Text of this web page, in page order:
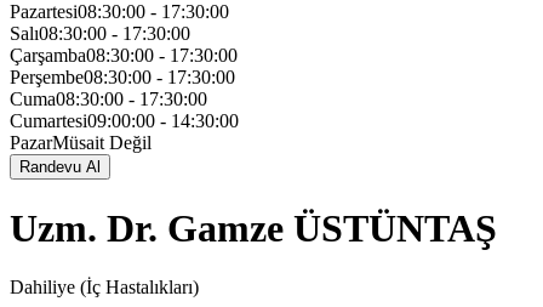
Pazartesi08:30:00 - 17:30:00
Salı08:30:00 - 17:30:00
Çarşamba08:30:00 - 17:30:00
Perşembe08:30:00 - 17:30:00
Cuma08:30:00 - 17:30:00
Cumartesi09:00:00 - 14:30:00
PazarMüsait Değil
Randevu Al
Uzm. Dr. Gamze ÜSTÜNTAŞ
Dahiliye (İç Hastalıkları)